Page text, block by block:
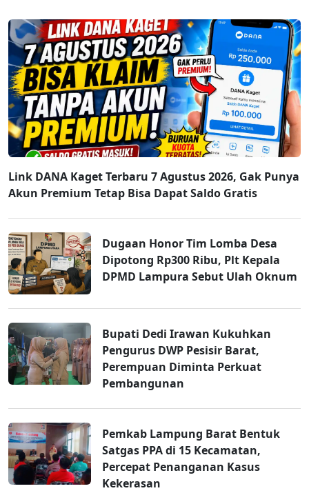
Link DANA Kaget Terbaru 7 Agustus 2026, Gak Punya
Akun Premium Tetap Bisa Dapat Saldo Gratis
Dugaan Honor Tim Lomba Desa
Dipotong Rp300 Ribu, Plt Kepala
DPMD Lampura Sebut Ulah Oknum
Bupati Dedi Irawan Kukuhkan
Pengurus DWP Pesisir Barat,
Perempuan Diminta Perkuat
Pembangunan
Pemkab Lampung Barat Bentuk
Satgas PPA di 15 Kecamatan,
Percepat Penanganan Kasus
Kekerasan